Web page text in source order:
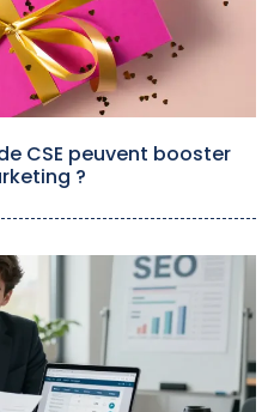
CSE peuvent booster
?